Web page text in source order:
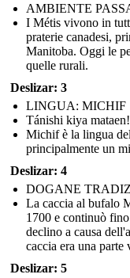
AMBIENTE
I Métis vivono in
praterie canadesi,
Manitoba. Oggi le
quelle rurali.
Deslizar: 3
LINGUA: MICHIF
Tánishi kiya
Michif è la lingua
principalmente un
Deslizar: 4
DOGANE
La caccia al bufalo
1700 e continuò
declino a causa
caccia era una
Deslizar: 5